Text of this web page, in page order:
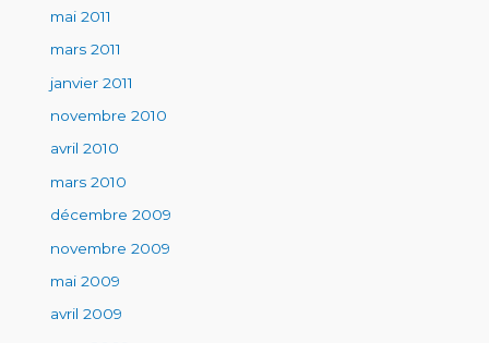
mai 2011
mars 2011
janvier 2011
novembre 2010
avril 2010
mars 2010
décembre 2009
novembre 2009
mai 2009
avril 2009